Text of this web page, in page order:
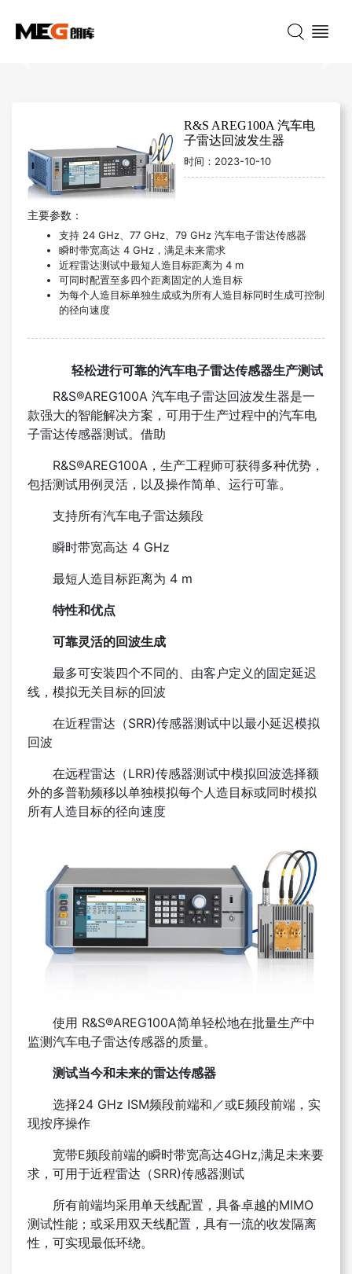
R&S AREG100A 汽车电
子雷达回波发生器
时间： 2023-10-10
主要参数：
支持 24 GHz、77 GHz、79 GHz 汽车电子雷达传感器
瞬时带宽高达 4 GHz，满足未来需求
近程雷达测试中最短人造目标距离为 4 m
可同时配置至多四个距离固定的人造目标
为每个人造目标单独生成或为所有人造目标同时生成可控制
的径向速度
轻松进行可靠的汽车电子雷达传感器生产测试
R&S®AREG100A 汽车电子雷达回波发生器是一
款强大的智能解决方案，可用于生产过程中的汽车电
子雷达传感器测试。借助
R&S®AREG100A，生产工程师可获得多种优势，
包括测试用例灵活，以及操作简单、运行可靠。
支持所有汽车电子雷达频段
瞬时带宽高达 4 GHz
最短人造目标距离为 4 m
特性和优点
可靠灵活的回波生成
最多可安装四个不同的、由客户定义的固定延迟
线， 模拟无关目标的回波
在近程雷达（SRR)传感器测试中以最小延迟模拟
回波
在远程雷达（LRR)传感器测试中模拟回波选择额
外的多普勒频移以单独模拟每个人造目标或同时模拟
所有人造目标的径向速度
使用 R&S®AREG100A简单轻松地在批量生产中
监测汽车电子雷达传感器的质量。
测试当今和未来的雷达传感器
选择24 GHz ISM频段前端和／或E频段前端，实
现按序操作
宽带E频段前端的瞬时带宽高达4GHz,满足未来要
求，可用于近程雷达（SRR)传感器测试
所有前端均采用单天线配置，具备卓越的MIMO
测试性能；或采用双天线配置，具有一流的收发隔离
性，可实现最低环绕。